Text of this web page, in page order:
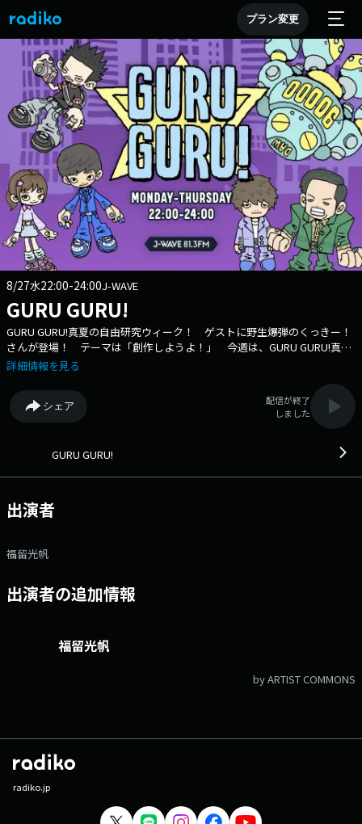
プラン変更
8/27水22:00-24:00J-WAVE
GURU GURU!
GURU GURU!真夏の自由研究ウィーク！ ゲストに野生爆弾のくっきー！
さんが登場！ テーマは「創作しようよ！」 今週は、GURU GURU!真夏
の自由研究ウィーク！ 水曜日は野性爆弾・くっきー！さんを迎えて
よ！」 特別な才能はいらない！やらなくてもいいからこそ面白い！
自己表現や発見、達成感をくれる「創作」！ 芸人活動以外にも、音楽や
アート活動も行なう、 野性爆弾・くっきー！さんと一緒に、 「創作」
教えて！これからやってみたいことでもOK！ ★あなたが感じる創作活
として水曜日で行ってきた「ボートレースのヘルメット制作」 いよいよ
完成！？ 自由研究の結果報告もお楽しみに♪ ▼夜10時35分頃からは
【GRUUVE BUNCH】 毎週水曜日はWurtSが担当！ ★WurtSやリスナ
ーの皆さんにおすすめしたい楽曲や映画 ★音楽や映画から刺激をもらっ
ジで教えてください！ ▼夜10時53分頃からは、若者のモヤモヤ・怒
します ◆SNSは「#グルグル813」「#jwave」をつけてポスト！番組
にリアルタイムで参加しよう！ 番組公式X では番組前後の様子や番組内
くお願いします！ 22:04 創造 / 星野源 22:16 夏嵐 / ジェニーハイ
HALCALI 野性爆弾・くっきー！
詳細情報を見る
シェア
配信が終了
しました
GURU GURU!
出演者
福留光帆
出演者の追加情報
福留光帆
by ARTIST COMMONS
radiko.jp